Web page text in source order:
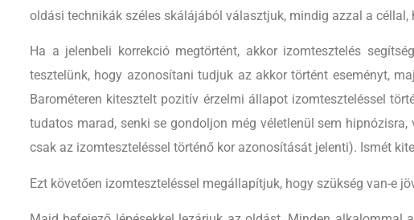
oldási technikák széles skálájából választjuk, mindig azzal a
Ha a jelenbeli korrekció megtörtént, akkor izomtesztelés
tesztelünk, hogy azonosítani tudjuk az akkor történt eseményt,
Barométeren kitesztelt pozitív érzelmi állapot izomteszteléssel
tudatos marad, senki se gondoljon még véletlenül sem
csak az izomteszteléssel történő kor azonosítását jelenti). Ismét
Ezt követően izomteszteléssel megállapítjuk, hogy szükség van-e